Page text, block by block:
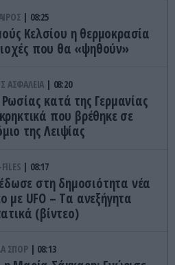
08:25
Κελσίου η θερμοκρασία
που θα «ψηθούν»
ΑΣΦΑΛΕΙΑ 08:20
κατά της Γερμανίας
που βρέθηκε σε
της Λειψίας
08:17
στη δημοσιότητα νέα
με UFO – Tα ανεξήγητα
(βίντεο)
ΣΠΟΡ 08:13